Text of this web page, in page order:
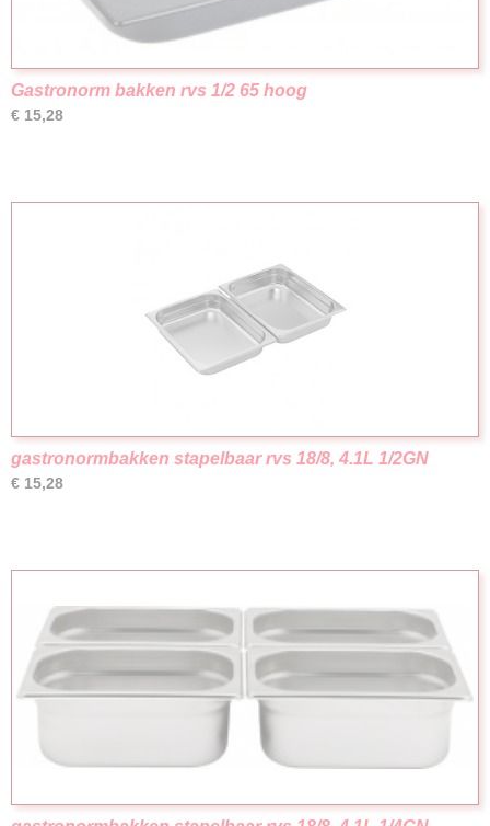
Gastronorm bakken rvs 1/2 65 hoog
€ 15,28
gastronormbakken stapelbaar rvs 18/8, 4.1L 1/2GN
€ 15,28